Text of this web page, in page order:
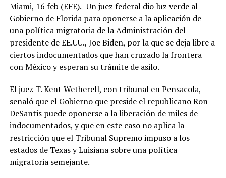
Miami, 16 feb (EFE).- Un juez federal dio luz verde al
Gobierno de Florida para oponerse a la aplicación de
una política migratoria de la Administración del
presidente de EE.UU., Joe Biden, por la que se deja libre a
ciertos indocumentados que han cruzado la frontera
con México y esperan su trámite de asilo.
El juez T. Kent Wetherell, con tribunal en Pensacola,
señaló que el Gobierno que preside el republicano Ron
DeSantis puede oponerse a la liberación de miles de
indocumentados, y que en este caso no aplica la
restricción que el Tribunal Supremo impuso a los
estados de Texas y Luisiana sobre una política
migratoria semejante.